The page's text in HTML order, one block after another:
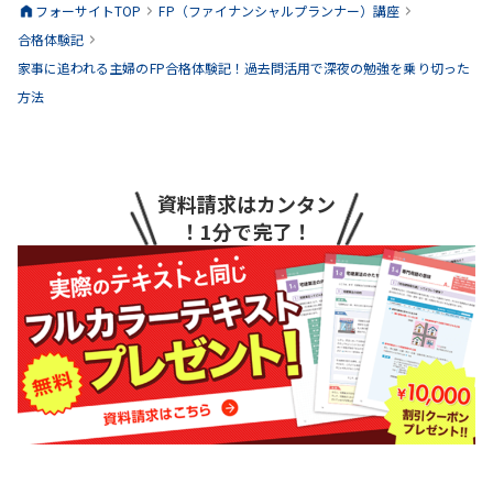
フォーサイトTOP FP（ファイナンシャルプランナー）講座
合格体験記
家事に追われる主婦のFP合格体験記！過去問活用で深夜の勉強を乗り切った
方法
資料請求はカンタン
！1分で完了！